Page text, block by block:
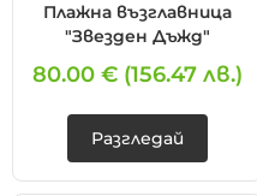
Плажна възглавница
"Звезден Дъжд"
80.00 € (156.47 лв.)
Разгледай